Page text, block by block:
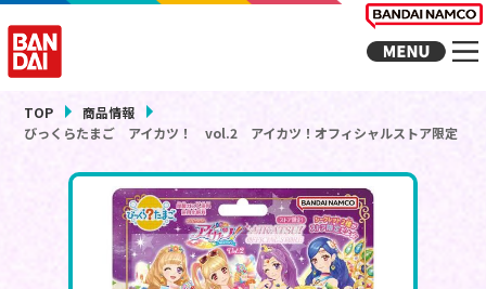
TOP
商品情報
びっくらたまご アイカツ！ vol.2 アイカツ！オフィシャルストア限定